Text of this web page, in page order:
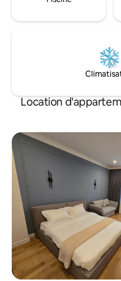
classe mondiale.
Location